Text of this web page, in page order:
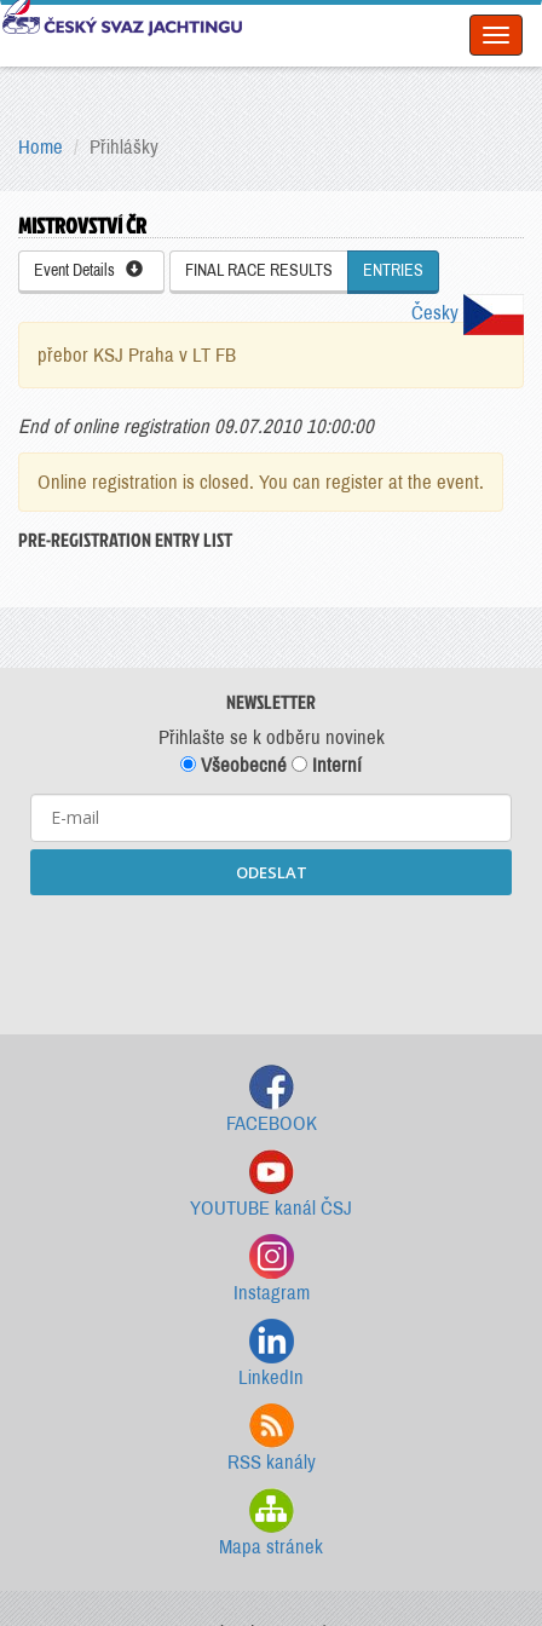
Home Přihlášky
MISTROVSTVÍ ČR
Event Details FINAL RACE RESULTS ENTRIES
Česky
přebor KSJ Praha v LT FB
End of online registration 09.07.2010 10:00:00
Online registration is closed. You can register at the event.
PRE-REGISTRATION ENTRY LIST
NEWSLETTER
Přihlašte se k odběru novinek
Všeobecné
Interní
ODESLAT
FACEBOOK
YOUTUBE kanál ČSJ
Instagram
LinkedIn
RSS kanály
Mapa stránek